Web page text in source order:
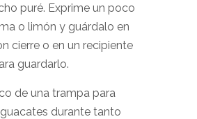
puré. Exprime un poco
o limón y guárdalo en
cierre o en un recipiente
guardarlo.
de una trampa para
durante tanto